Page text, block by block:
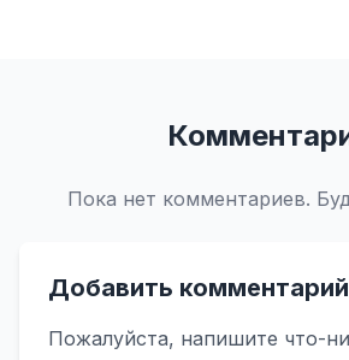
Пока нет комментариев.
Добавить комментарий
Пожалуйста, напишите что-